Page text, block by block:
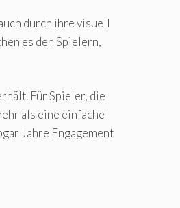
durch ihre visuell
es den Spielern,
Für Spieler, die
als eine einfache
Jahre Engagement